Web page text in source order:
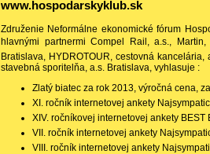
www.hospodarskyklub.sk
Združenie Neformálne ekonomické fórum
hlavnými partnermi Compel Rail, a.s.,
Bratislava, HYDROTOUR, cestovná kancelária,
stavebná sporitelňa, a.s. Bratislava, vyhlasuje :
Zlatý biatec za rok 2013, výročná cena,
XI. ročník internetovej ankety
XIV. ročníkovej internetovej ankety BEST
VII. ročník internetovej ankety
VIII. ročník internetovej ankety